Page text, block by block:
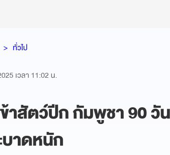
ทั่วไป
เวลา 11:02 น.
าสัตว์ปีก กัมพูชา 90 วั
บาดหนัก